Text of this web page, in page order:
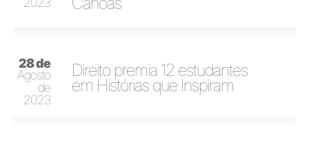
28 de
Agosto
de
2023
Direito premia 12 estudantes
em Histórias que Inspiram